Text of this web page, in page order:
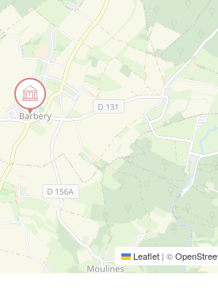
Leaflet | ©